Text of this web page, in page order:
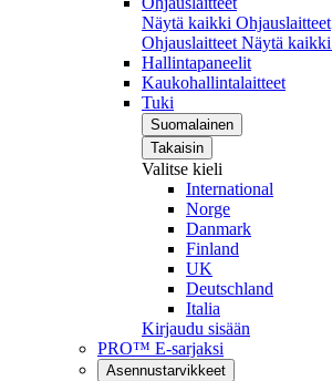
Näytä kaikki Ohjauslaitteet
Ohjauslaitteet Näytä kaikki
Hallintapaneelit
Kaukohallintalaitteet
Tuki
Suomalainen
Takaisin
Valitse kieli
International
Norge
Danmark
Finland
UK
Deutschland
Italia
Kirjaudu sisään
PRO™ E-sarjaksi
Asennustarvikkeet